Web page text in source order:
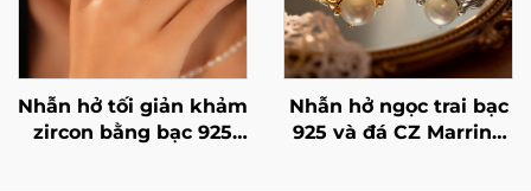
Nhẫn hở tối giản khảm
zircon bằng bạc 925
Nhẫn hở ngọc trai bạc
925 và đá CZ Marrinu